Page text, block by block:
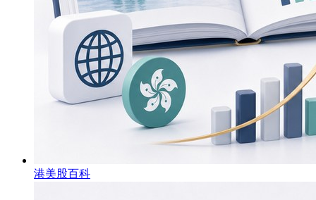
港美股百科